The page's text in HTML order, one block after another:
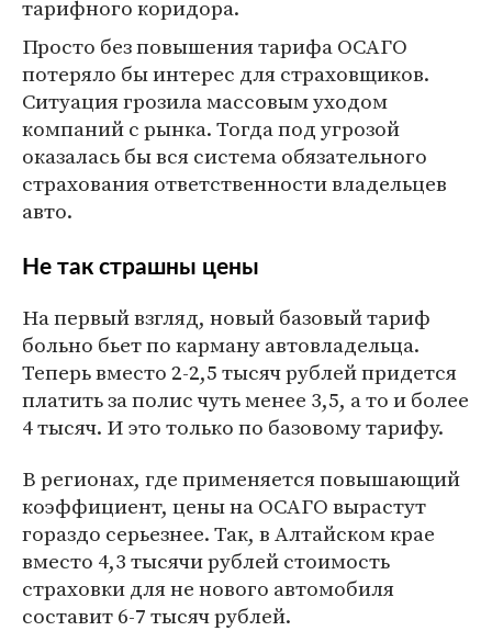
тарифного коридора.
Просто без повышения тарифа ОСАГО
потеряло бы интерес для страховщиков.
Ситуация грозила массовым уходом
компаний с рынка. Тогда под угрозой
оказалась бы вся система обязательного
страхования ответственности владельцев
авто.
Не так страшны цены
На первый взгляд, новый базовый тариф
больно бьет по карману автовладельца.
Теперь вместо 2-2,5 тысяч рублей придется
платить за полис чуть менее 3,5, а то и более
4 тысяч. И это только по базовому тарифу.
В регионах, где применяется повышающий
коэффициент, цены на ОСАГО вырастут
гораздо серьезнее. Так, в Алтайском крае
вместо 4,3 тысячи рублей стоимость
страховки для не нового автомобиля
составит 6-7 тысяч рублей.